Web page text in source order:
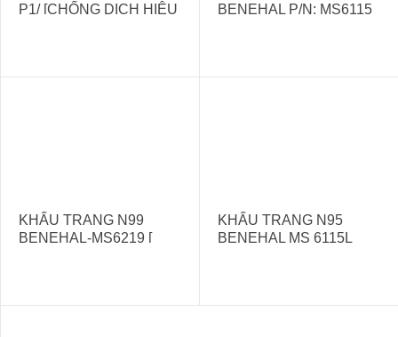
P1/ [CHỐNG DỊCH HIỆU
BENEHAL P/N: MS6115
KHẨU TRANG N99
BENEHAL-MS6219 [
KHẨU TRANG N95
BENEHAL MS 6115L